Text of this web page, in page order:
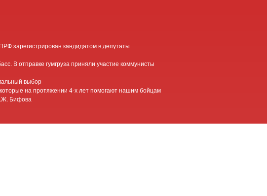
зарегистрирован кандидатом в депутаты
В отправке гумгруза приняли участие коммунисты
выбор
на протяжении 4-х лет помогают нашим бойцам
Бифова